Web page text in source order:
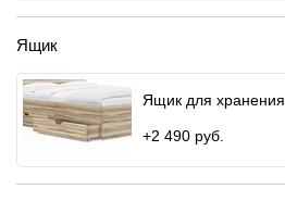
Ящик
Ящик для хранения
+2 490 руб.